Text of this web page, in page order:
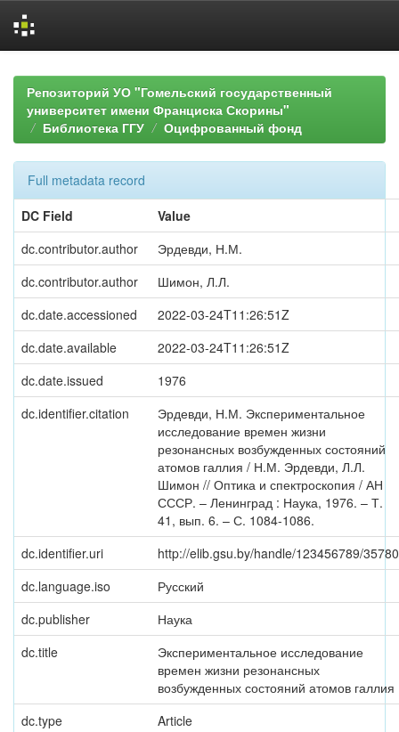
navigationРепозиторий УО "Гомельский государственный
университет имени Франциска Скорины"
Библиотека ГГУ
Оцифрованный фонд
Full metadata record
DC Field
Value
dc.contributor.author
Эрдевди, Н.М.
dc.contributor.author
Шимон, Л.Л.
dc.date.accessioned
2022-03-24T11:26:51Z
dc.date.available
2022-03-24T11:26:51Z
dc.date.issued
1976
dc.identifier.citation
Эрдевди, Н.М. Экспериментальное
исследование времен жизни
резонансных возбужденных состояний
атомов галлия / Н.М. Эрдевди, Л.Л.
Шимон // Оптика и спектроскопия / АН
СССР. – Ленинград : Наука, 1976. – Т.
41, вып. 6. – С. 1084-1086.
dc.identifier.uri
http://elib.gsu.by/handle/123456789/35780
dc.language.iso
Русский
dc.publisher
Наука
dc.title
Экспериментальное исследование
времен жизни резонансных
возбужденных состояний атомов галлия
dc.type
Article